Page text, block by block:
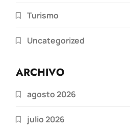
Turismo
Uncategorized
ARCHIVO
agosto 2026
julio 2026